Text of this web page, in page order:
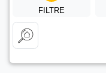
FILTRE